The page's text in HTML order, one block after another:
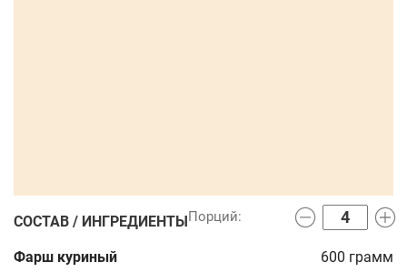
СОСТАВ / ИНГРЕДИЕНТЫ
Фарш куриный 600 грамм